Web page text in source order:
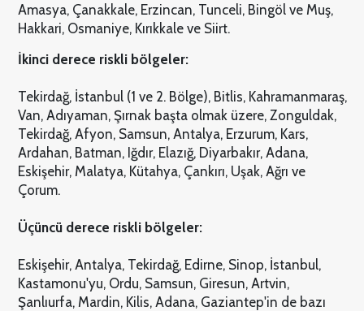
Amasya, Çanakkale, Erzincan, Tunceli, Bingöl ve Muş,
Hakkari, Osmaniye, Kırıkkale ve Siirt.
İkinci derece riskli bölgeler:
Tekirdağ, İstanbul (1 ve 2. Bölge), Bitlis, Kahramanmaraş,
Van, Adıyaman, Şırnak başta olmak üzere, Zonguldak,
Tekirdağ, Afyon, Samsun, Antalya, Erzurum, Kars,
Ardahan, Batman, Iğdır, Elazığ, Diyarbakır, Adana,
Eskişehir, Malatya, Kütahya, Çankırı, Uşak, Ağrı ve
Çorum.
Üçüncü derece riskli bölgeler:
Eskişehir, Antalya, Tekirdağ, Edirne, Sinop, İstanbul,
Kastamonu'yu, Ordu, Samsun, Giresun, Artvin,
Şanlıurfa, Mardin, Kilis, Adana, Gaziantep'in de bazı